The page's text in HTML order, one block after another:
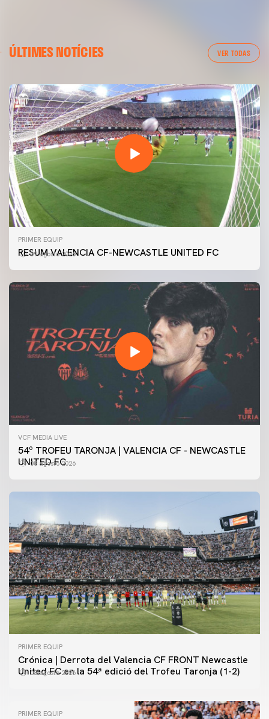
ÚLTIMES NOTÍCIES VER TODAS
PRIMER EQUIP
RESUM VALENCIA CF-NEWCASTLE UNITED FC
09 agosto 2026
VCF MEDIA LIVE
54º TROFEU TARONJA | VALENCIA CF - NEWCASTLE
UNITED FC
08 agosto 2026
PRIMER EQUIP
Crónica | Derrota del Valencia CF FRONT Newcastle
United FC en la 54ª edició del Trofeu Taronja (1-2)
08 agosto 2026
PRIMER EQUIP